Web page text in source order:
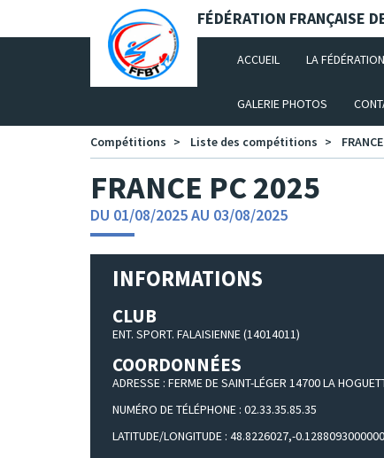
Panneau de gestion des cookies FÉDÉRATION FRANÇAISE
ACCUEIL (CURRENT)
LA FÉDÉRATION
GALERIE PHOTOS
Compétitions Liste des compétitions
FRANCE PC 2025
DU 01/08/2025 AU 03/08/2025
INFORMATIONS
CLUB
ENT. SPORT. FALAISIENNE (14014011)
COORDONNÉES
ADRESSE : FERME DE SAINT-LÉGER 14700 LA
NUMÉRO DE TÉLÉPHONE : 02.33.35.85.35
LATITUDE/LONGITUDE : 48.8226027,-